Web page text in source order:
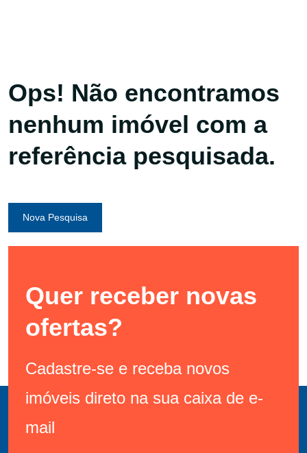
Ops! Não encontramos
nenhum imóvel com a
referência pesquisada.
Nova Pesquisa
Quer receber novas
ofertas?
Cadastre-se e receba novos
imóveis direto na sua caixa de e-
mail